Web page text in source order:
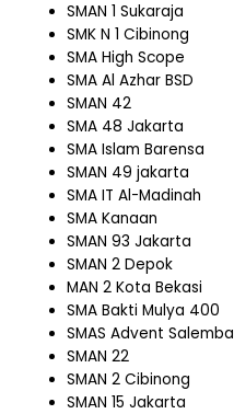
SMAN 1 Sukaraja
SMK N 1 Cibinong
SMA High Scope
SMA Al Azhar BSD
SMAN 42
SMA 48 Jakarta
SMA Islam Barensa
SMAN 49 jakarta
SMA IT Al-Madinah
SMA Kanaan
SMAN 93 Jakarta
SMAN 2 Depok
MAN 2 Kota Bekasi
SMA Bakti Mulya 400
SMAS Advent Salemba
SMAN 22
SMAN 2 Cibinong
SMAN 15 Jakarta